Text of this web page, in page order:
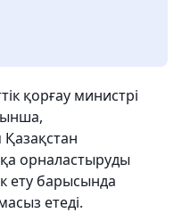
қорғау министрі
Қазақстан
орналастыруды
ету барысында
етеді.